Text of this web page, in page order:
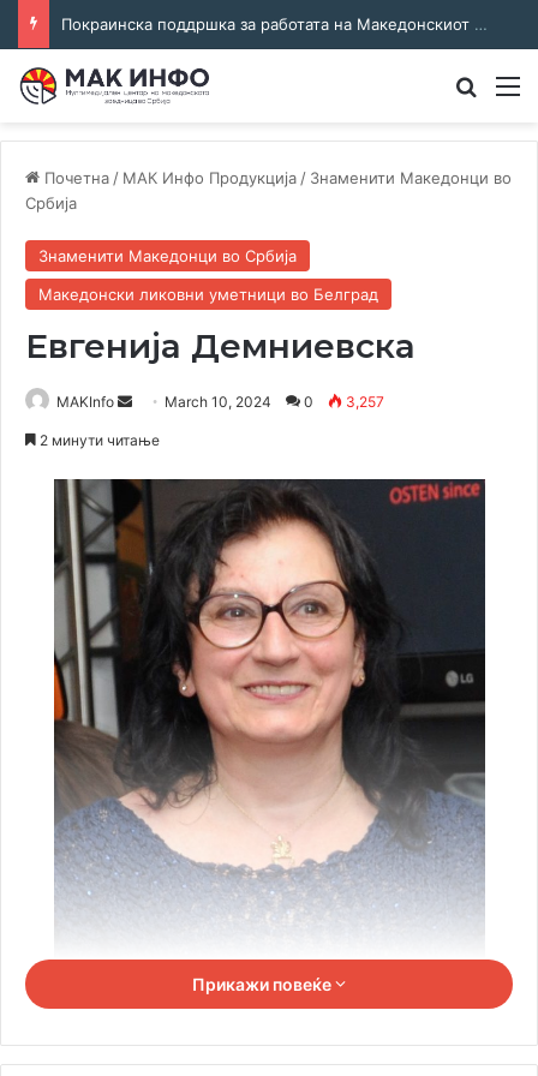
Соработка за јазикот и идентитетот: работна средба во Општина Пландиште
Почетна / МАК Инфо Продукција / Знаменити Македонци во
Србија
Знаменити Македонци во Србија
Македонски ликовни уметници во Белград
Евгенија Демниевска
MAKInfo
Send March 10, 2024 0 3,257
2 минути читање
Евгенија Демниевска е македонска мултимедијална
Прикажи повеќе